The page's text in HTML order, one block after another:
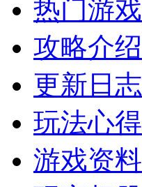
热门游戏
攻略介绍
更新日志
玩法心得
游戏资料